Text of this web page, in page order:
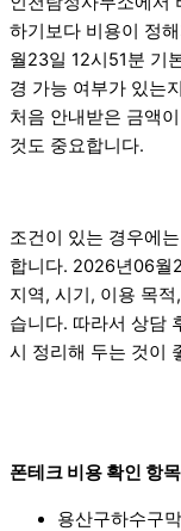
하기보다 비용이 정
월23일 12시51분 기
경 가능 여부가 있는
처음 안내받은 금액
것도 중요합니다.
조건이 있는 경우에
합니다. 2026년06월
지역, 시기, 이용 목
습니다. 따라서 상담
시 정리해 두는 것이
폰테크 비용 확인 항
용산구하수구